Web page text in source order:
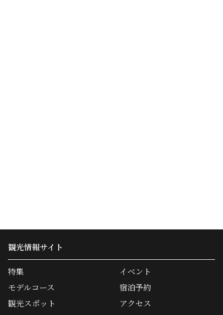
観光情報サイト
特集
モデルコース
観光スポット
イベント
宿泊予約
アクセス